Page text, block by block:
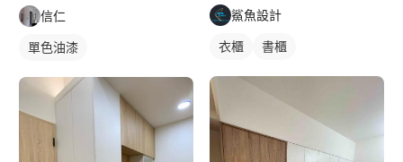
信仁
單色油漆
鯊魚設計
衣櫃 書櫃